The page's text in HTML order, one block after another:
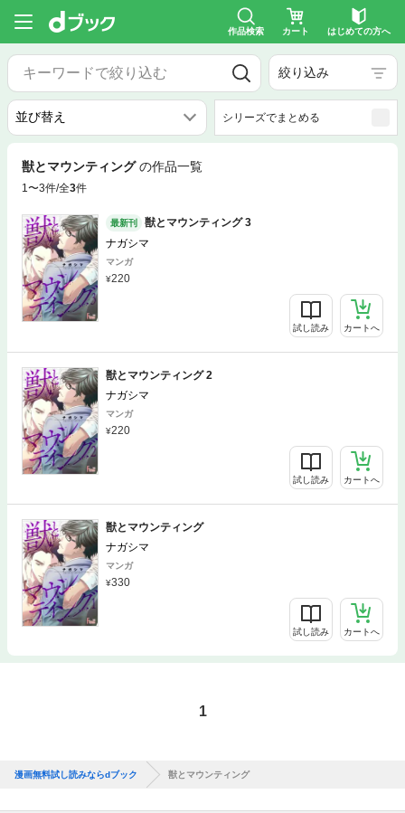
作品検索 カート はじめての方へ
絞り込み
シリーズでまとめる
獣とマウンティング の作品一覧
1〜3件/全3件
最新刊
獣とマウンティング 3
ナガシマ
マンガ
220
試し読み カートへ
獣とマウンティング 2
ナガシマ
マンガ
220
試し読み カートへ
獣とマウンティング
ナガシマ
マンガ
330
試し読み カートへ
1
漫画無料試し読みならdブック 獣とマウンティング